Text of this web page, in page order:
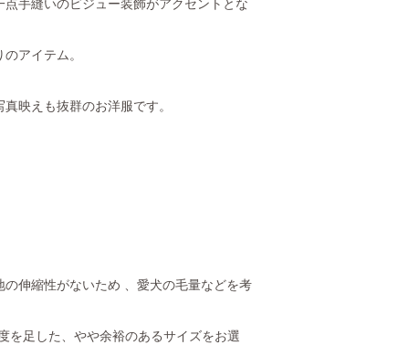
点手縫いのビジュー装飾がアクセントとな
アイテム。
映えも抜群のお洋服です。
の伸縮性がないため 、愛犬の毛量などを考
を足した、やや余裕のあるサイズをお選